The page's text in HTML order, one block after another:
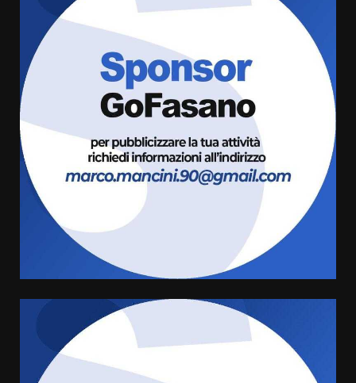
Savelletri in festa, domani sera
grande spettacolo con Uccio De
8 Agosto 2026 07:30
Politiche Giovanili e Mobilità
Sostenibile: premiati gli studenti
universitari del bando “La strada
giusta”
Rivoluzione”: nuovo
appuntamento con “Fasano in
Banda”
7 Agosto 2026 06:05